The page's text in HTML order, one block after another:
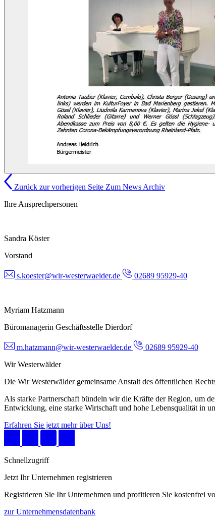
Zurück zur vorherigen Seite Zum News Archiv
Ihre Ansprechpersonen
Sandra Köster
Vorstand
s.koester@wir-westerwaelder.de 02689 95929-40
Myriam Hatzmann
Büromanagerin Geschäftsstelle Dierdorf
m.hatzmann@wir-westerwaelder.de
02689 95929-40
Wir Westerwälder
Die Wir Westerwälder gemeinsame Anstalt des öffentlichen
Als starke Partnerschaft bündeln wir die Kräfte der Region, um
Entwicklung, eine starke Wirtschaft und hohe Lebensqualität in
Erfahren Sie jetzt mehr über Uns!
Schnellzugriff
Jetzt Ihr Unternehmen registrieren
Registrieren Sie Ihr Unternehmen und profitieren Sie kostenfrei
zur Unternehmensdatenbank